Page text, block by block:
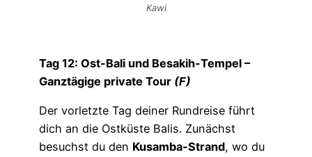
Kawi
Tag 12: Ost-Bali und Besakih-Tempel –
Ganztägige private Tour (F)
Der vorletzte Tag deiner Rundreise führt
dich an die Ostküste Balis. Zunächst
besuchst du den Kusamba-Strand, wo du